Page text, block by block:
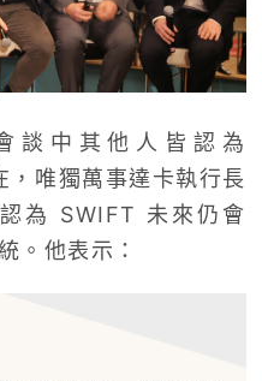
談中其他人皆認為
唯獨萬事達卡執行長
為 SWIFT 未來仍會
。他表示：